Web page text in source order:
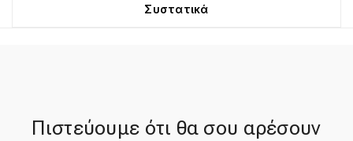
Συστατικά
Πιστεύουμε ότι θα σου αρέσουν